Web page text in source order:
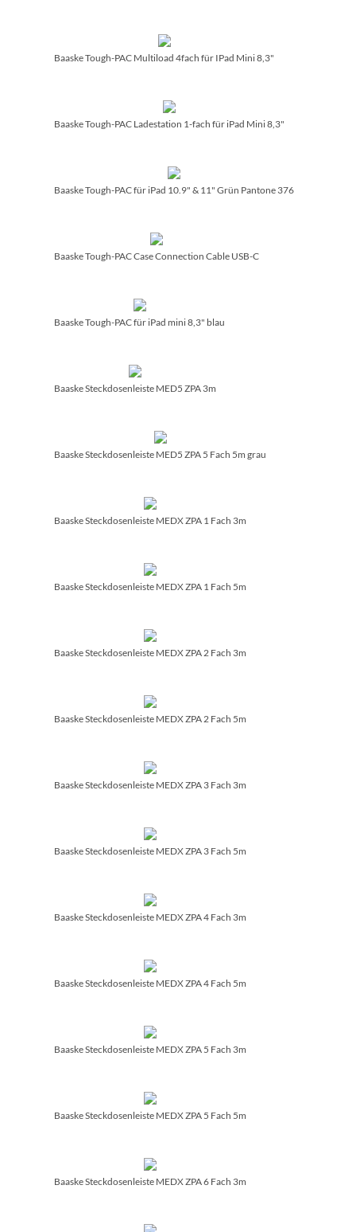
Baaske Tough-PAC Multiload 4fach für IPad Mini 8,3"
Baaske Tough-PAC Ladestation 1-fach für iPad Mini 8,3"
Baaske Tough-PAC für iPad 10.9" & 11" Grün Pantone 376
Baaske Tough-PAC Case Connection Cable USB-C
Baaske Tough-PAC für iPad mini 8,3" blau
Baaske Steckdosenleiste MED5 ZPA 3m
Baaske Steckdosenleiste MED5 ZPA 5 Fach 5m grau
Baaske Steckdosenleiste MEDX ZPA 1 Fach 3m
Baaske Steckdosenleiste MEDX ZPA 1 Fach 5m
Baaske Steckdosenleiste MEDX ZPA 2 Fach 3m
Baaske Steckdosenleiste MEDX ZPA 2 Fach 5m
Baaske Steckdosenleiste MEDX ZPA 3 Fach 3m
Baaske Steckdosenleiste MEDX ZPA 3 Fach 5m
Baaske Steckdosenleiste MEDX ZPA 4 Fach 3m
Baaske Steckdosenleiste MEDX ZPA 4 Fach 5m
Baaske Steckdosenleiste MEDX ZPA 5 Fach 3m
Baaske Steckdosenleiste MEDX ZPA 5 Fach 5m
Baaske Steckdosenleiste MEDX ZPA 6 Fach 3m